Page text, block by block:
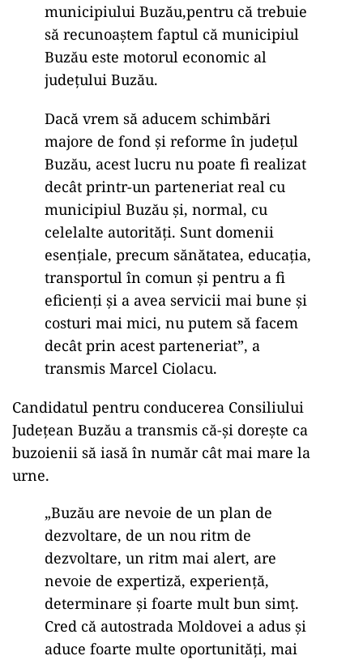
municipiului Buzău,pentru că trebuie
să recunoaștem faptul că municipiul
Buzău este motorul economic al
județului Buzău.
Dacă vrem să aducem schimbări
majore de fond și reforme în județul
Buzău, acest lucru nu poate fi realizat
decât printr-un parteneriat real cu
municipiul Buzău și, normal, cu
celelalte autorități. Sunt domenii
esențiale, precum sănătatea, educația,
transportul în comun și pentru a fi
eficienți și a avea servicii mai bune și
costuri mai mici, nu putem să facem
decât prin acest parteneriat”, a
transmis Marcel Ciolacu.
Candidatul pentru conducerea Consiliului
Județean Buzău a transmis că-și dorește ca
buzoienii să iasă în număr cât mai mare la
urne.
„Buzău are nevoie de un plan de
dezvoltare, de un nou ritm de
dezvoltare, un ritm mai alert, are
nevoie de expertiză, experiență,
determinare și foarte mult bun simț.
Cred că autostrada Moldovei a adus și
aduce foarte multe oportunități, mai